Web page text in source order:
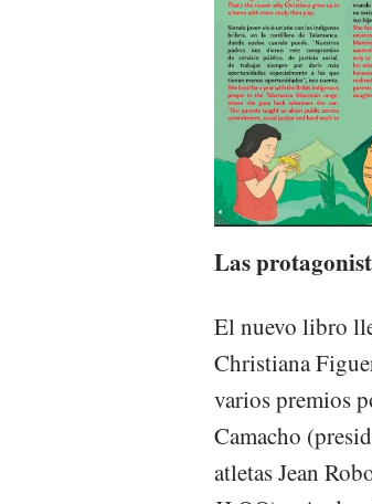
Las
El nuevo libro
Christiana
varios premios
Camacho
atletas Jean